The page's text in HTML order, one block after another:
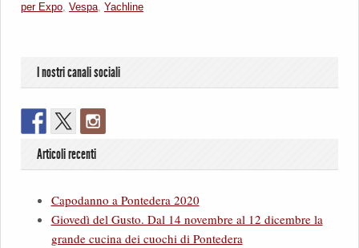
per Expo, Vespa, Yachline
I nostri canali sociali
Articoli recenti
Capodanno a Pontedera 2020
Giovedì del Gusto. Dal 14 novembre al 12 dicembre la
grande cucina dei cuochi di Pontedera